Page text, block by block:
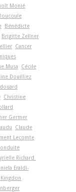
Monié
Bénédicte
Brigitte Zellner
Cancer
Musa
Cécile
Douilliez
Christine
Germer
Claude
Lecomte
Richard
Eraldi-
Kingdon